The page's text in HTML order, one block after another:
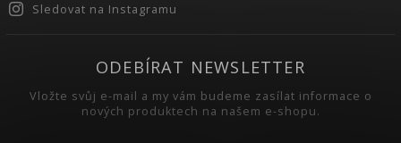
Sledovat na Instagramu
ODEBÍRAT NEWSLETTER
Vložte svůj e-mail a my vám budeme zasílat informace o
nových produktech na našem e-shopu.